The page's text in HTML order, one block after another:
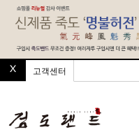
고객센터